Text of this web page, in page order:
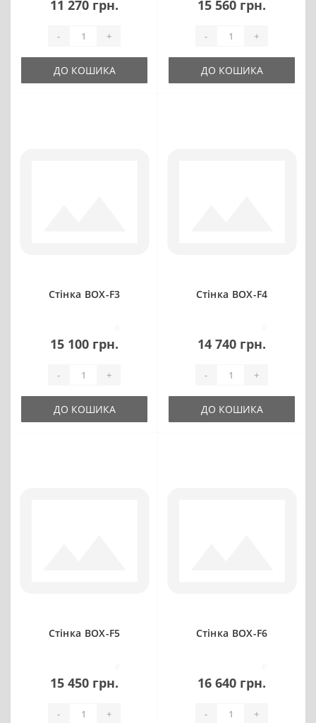
11 270 грн.
- +
ДО КОШИКА
15 560 грн.
- +
ДО КОШИКА
Стінка BOX-F3
15 100 грн.
- +
ДО КОШИКА
Стінка BOX-F4
14 740 грн.
- +
ДО КОШИКА
Стінка BOX-F5
15 450 грн.
- +
Стінка BOX-F6
16 640 грн.
- +